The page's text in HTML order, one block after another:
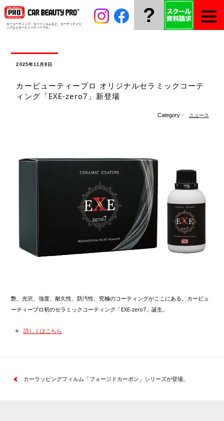
カーコーティング、カーフィルムなど、 カーディテイリ
ングならカービューティープロ。
?
2025年11月8日
カービューティープロ オリジナルセラミックコーテ
ィング「EXE-zero7」新登場
Category - ニュース
艶、光沢、強度、耐久性、防汚性、究極のコーティングがここにある。カービュ
ーティープロ初のセラミックコーティング「EXE-zero7」誕生。
詳しくはこちら
カーラッピングフィルム「フォージドカーボン」シリーズが登場。